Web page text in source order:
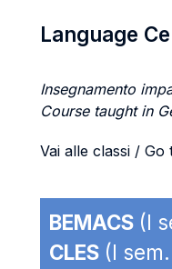
Language
Insegnamento
Course taught in
Vai alle classi /
BEMACS (I
CLES (I